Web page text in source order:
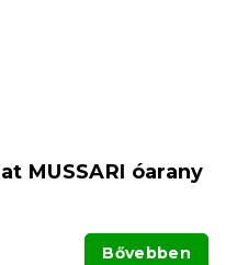
MUSSARI óarany
Bővebben